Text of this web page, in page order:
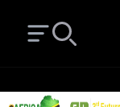
Open main menu